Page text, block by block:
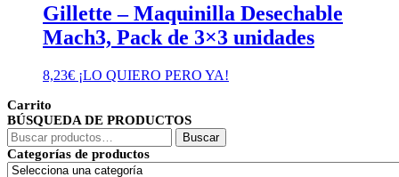
Gillette – Maquinilla Desechable
Mach3, Pack de 3×3 unidades
8,23€ ¡LO QUIERO PERO YA!
Carrito
BÚSQUEDA DE PRODUCTOS
Buscar
por:
Buscar
Categorías de productos